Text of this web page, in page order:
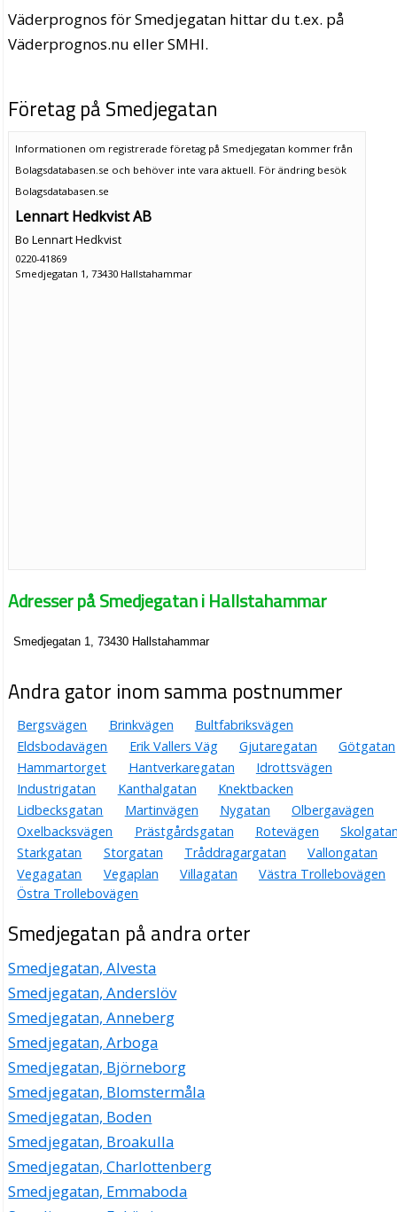
Väderprognos för Smedjegatan hittar du t.ex. på
Väderprognos.nu eller SMHI.
Företag på Smedjegatan
Informationen om registrerade företag på Smedjegatan kommer från
Bolagsdatabasen.se och behöver inte vara aktuell. För ändring besök
Bolagsdatabasen.se
Lennart Hedkvist AB
Bo Lennart Hedkvist
0220-41869
Smedjegatan 1, 73430 Hallstahammar
Adresser på Smedjegatan i Hallstahammar
Smedjegatan 1, 73430 Hallstahammar
Andra gator inom samma postnummer
Bergsvägen Brinkvägen
Bultfabriksvägen
Eldsbodavägen
Erik Vallers Väg Gjutaregatan
Götgatan
Hammartorget
Hantverkaregatan
Idrottsvägen
Industrigatan
Kanthalgatan
Knektbacken
Lidbecksgatan
Martinvägen Nygatan
Olbergavägen
Oxelbacksvägen
Prästgårdsgatan Rotevägen
Starkgatan
Storgatan Tråddragargatan
Vallongatan
Vegagatan
Vegaplan Villagatan
Västra Trollebovägen
Östra Trollebovägen
Smedjegatan på andra orter
Smedjegatan, Alvesta
Smedjegatan, Anderslöv
Smedjegatan, Anneberg
Smedjegatan, Arboga
Smedjegatan, Björneborg
Smedjegatan, Blomstermåla
Smedjegatan, Boden
Smedjegatan, Broakulla
Smedjegatan, Charlottenberg
Smedjegatan, Emmaboda